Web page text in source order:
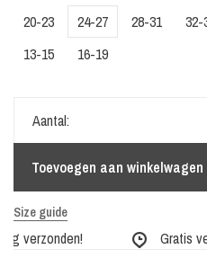
20-23 24-27 28-31 32-
13-15
16-19
Aantal:
Toevoegen aan winkelwagen
Size guide
verzonden! Gratis